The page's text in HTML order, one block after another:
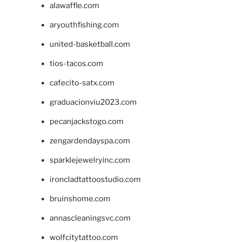
alawaffle.com
aryouthfishing.com
united-basketball.com
tios-tacos.com
cafecito-satx.com
graduacionviu2023.com
pecanjackstogo.com
zengardendayspa.com
sparklejewelryinc.com
ironcladtattoostudio.com
bruinshome.com
annascleaningsvc.com
wolfcitytattoo.com